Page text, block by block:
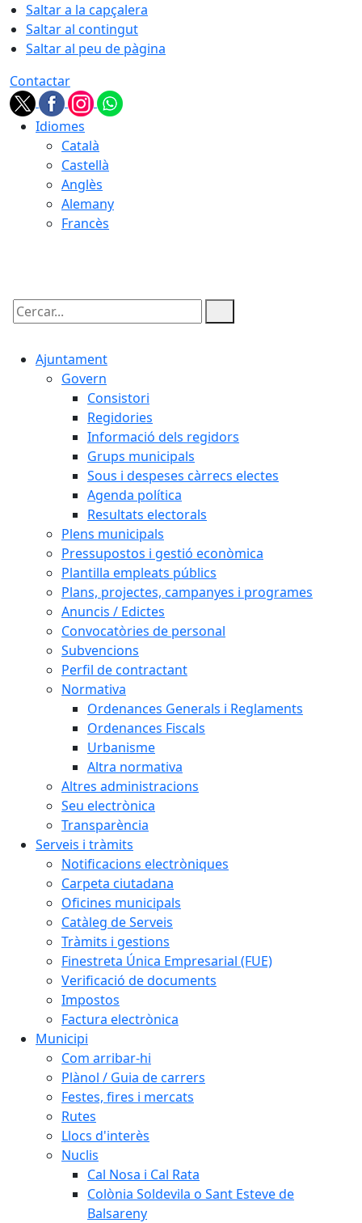
Saltar a la capçalera
Saltar al contingut
Saltar al peu de pàgina
Contactar
Idiomes
Català
Castellà
Anglès
Alemany
Francès
Cercar:
Ajuntament
Govern
Consistori
Regidories
Informació dels regidors
Grups municipals
Sous i despeses càrrecs electes
Agenda política
Resultats electorals
Plens municipals
Pressupostos i gestió econòmica
Plantilla empleats públics
Plans, projectes, campanyes i programes
Anuncis / Edictes
Convocatòries de personal
Subvencions
Perfil de contractant
Normativa
Ordenances Generals i Reglaments
Ordenances Fiscals
Urbanisme
Altra normativa
Altres administracions
Seu electrònica
Transparència
Serveis i tràmits
Notificacions electròniques
Carpeta ciutadana
Oficines municipals
Catàleg de Serveis
Tràmits i gestions
Finestreta Única Empresarial (FUE)
Verificació de documents
Impostos
Factura electrònica
Municipi
Com arribar-hi
Plànol / Guia de carrers
Festes, fires i mercats
Rutes
Llocs d'interès
Nuclis
Cal Nosa i Cal Rata
Colònia Soldevila o Sant Esteve de
Balsareny